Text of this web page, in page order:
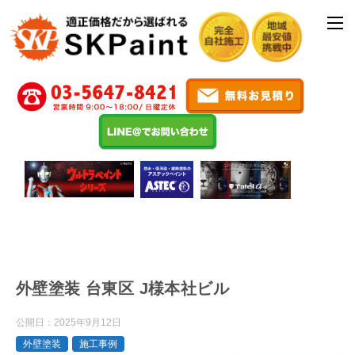
外壁塗装 台東区 J様本社ビル
公開日： 2025年9月12日
外壁塗装
施工事例